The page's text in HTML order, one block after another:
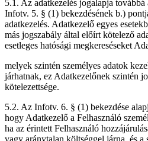
5.1. Az adatkezelés jogalapja
Infotv. 5. § (1) bekezdésének b.)
adatkezelés. Adatkezelő egyes
más jogszabály által előírt kötelező
esetleges hatósági megkereséseket
melyek szintén személyes adatok
járhatnak, ez Adatkezelőnek szintén
kötelezettsége.
5.2. Az Infotv. 6. § (1) bekezdése
hogy Adatkezelő a Felhasználó
ha az érintett Felhasználó